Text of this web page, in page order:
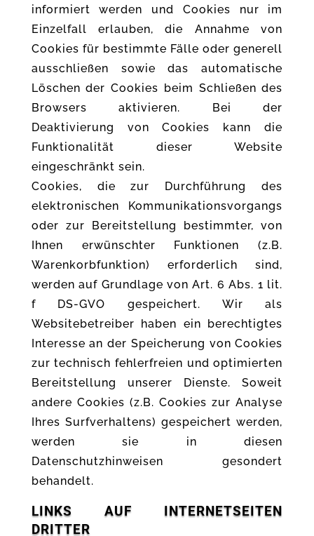
informiert werden und Cookies nur im
Einzelfall erlauben, die Annahme von
Cookies für bestimmte Fälle oder generell
ausschließen sowie das automatische
Löschen der Cookies beim Schließen des
Browsers aktivieren. Bei der
Deaktivierung von Cookies kann die
Funktionalität dieser Website
eingeschränkt sein.
Cookies, die zur Durchführung des
elektronischen Kommunikationsvorgangs
oder zur Bereitstellung bestimmter, von
Ihnen erwünschter Funktionen (z.B.
Warenkorbfunktion) erforderlich sind,
werden auf Grundlage von Art. 6 Abs. 1 lit.
f DS-GVO gespeichert. Wir als
Websitebetreiber haben ein berechtigtes
Interesse an der Speicherung von Cookies
zur technisch fehlerfreien und optimierten
Bereitstellung unserer Dienste. Soweit
andere Cookies (z.B. Cookies zur Analyse
Ihres Surfverhaltens) gespeichert werden,
werden sie in diesen
Datenschutzhinweisen gesondert
behandelt.
LINKS AUF INTERNETSEITEN
DRITTER